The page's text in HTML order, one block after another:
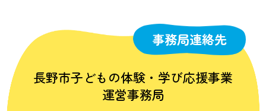
事務局連絡先
長野市子どもの体験・学び応援事業
運営事務局